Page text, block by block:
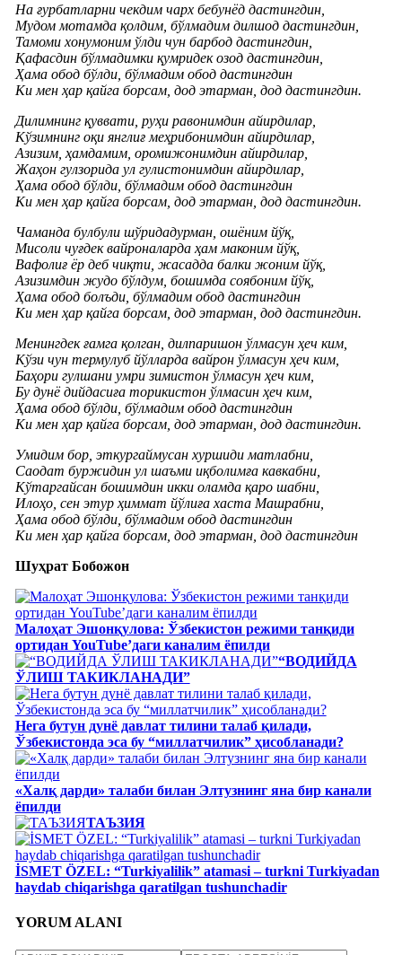
На ғурбатларни чекдим чарх бебунёд дастингдин,
Мудом мотамда қолдим, бўлмадим дилшод дастингдин,
Тамоми хонумоним ўлди чун барбод дастингдин,
Қафасдин бўлмадимки қумридек озод дастингдин,
Ҳама обод бўлди, бўлмадим обод дастингдин
Ки мен ҳар қайга борсам, дод этарман, дод дастингдин.
Дилимнинг қуввати, руҳи равонимдин айирдилар,
Кўзимнинг оқи янглиғ меҳрибонимдин айирдилар,
Азизим, ҳамдамим, оромижонимдин айирдилар,
Жаҳон гулзорида ул гулистонимдин айирдилар,
Ҳама обод бўлди, бўлмадим обод дастингдин
Ки мен ҳар қайга борсам, дод этарман, дод дастингдин.
Чаманда булбули шўридадурман, ошёним йўқ,
Мисоли чуғдек вайроналарда ҳам маконим йўқ,
Вафолиғ ёр деб чиқти, жасадда балки жоним йўқ,
Азизимдин жудо бўлдум, бошимда соябоним йўқ,
Ҳама обод болъди, бўлмадим обод дастингдин
Ки мен ҳар қайга борсам, дод этарман, дод дастингдин.
Менингдек ғамга қолган, дилпаришон ўлмасун ҳеч ким,
Кўзи чун термулуб йўлларда вайрон ўлмасун ҳеч ким,
Баҳори гулшани умри зимистон ўлмасун ҳеч ким,
Бу дунё дийдасиға торикистон ўлмасин ҳеч ким,
Ҳама обод бўлди, бўлмадим обод дастингдин
Ки мен ҳар қайга борсам, дод этарман, дод дастингдин.
Умидим бор, эткургаймусан хуршиди матлабни,
Саодат буржидин ул шаъми иқболимға кавкабни,
Кўтаргайсан бошимдин икки оламда қаро шабни,
Илоҳо, сен этур ҳиммат йўлиға хаста Машрабни,
Ҳама обод бўлди, бўлмадим обод дастингдин
Ки мен ҳар қайга борсам, дод этарман, дод дастингдин
Шуҳрат Бобожон
Малоҳат Эшонқулова: Ўзбекистон режими танқиди
ортидан YouTube’даги каналим ёпилди
“ВОДИЙДА
ЎЛИШ ТАКИКЛАНАДИ”
Нега бутун дунё давлат тилини талаб қилади,
Ўзбекистонда эса бу “миллатчилик” ҳисобланади?
«Халқ дарди» талаби билан Элтузнинг яна бир канали
ёпилди
ТАЪЗИЯ
İSMET ÖZEL: “Turkiyalilik” atamasi – turkni Turkiyadan
haydab chiqarishga qaratilgan tushunchadir
YORUM ALANI